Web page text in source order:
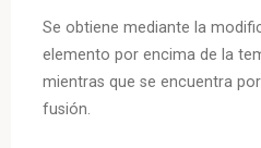
Se obtiene mediante l a
elemento por encima de la
mientras que se encuentra
fusión.